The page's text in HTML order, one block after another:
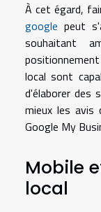
À cet égard,
google peut
souhaitant
local sont
d'élaborer des
mieux les
Google My
Mobile
local